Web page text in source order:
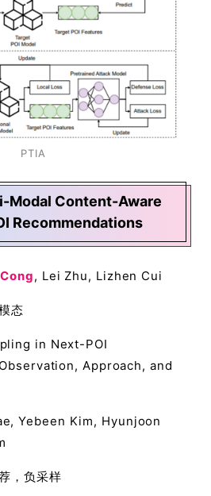
PTIA
Modal Content-Aware
Recommendations
, Lei Zhu, Lizhen Cui
态
in Next-POI
Approach, and
Yebeen Kim, Hyunjoon
，负采样